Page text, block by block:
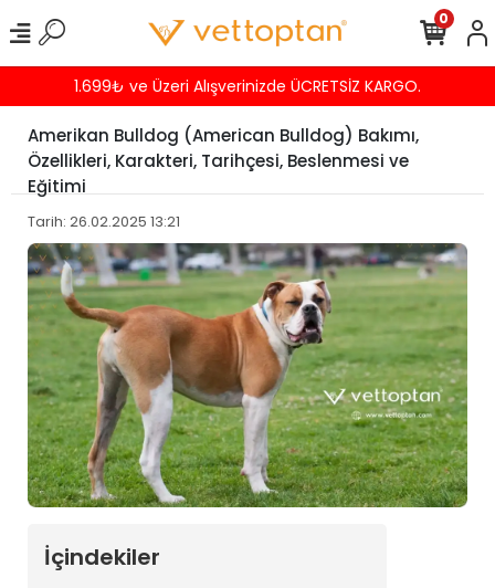
Havalede %4 İNDİRİM
0
Amerikan Bulldog (American Bulldog) Bakımı,
Özellikleri, Karakteri, Tarihçesi, Beslenmesi ve
Eğitimi
Tarih: 26.02.2025 13:21
İçindekiler